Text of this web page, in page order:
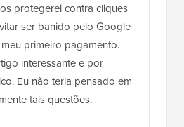
plano de backup para
estava realmente